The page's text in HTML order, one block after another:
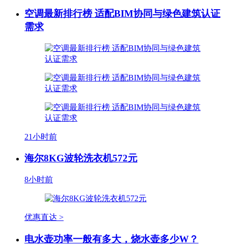
空调最新排行榜 适配BIM协同与绿色建筑认证
需求
21小时前
海尔8KG波轮洗衣机572元
8小时前
优惠直达 >
电水壶功率一般有多大，烧水壶多少W？